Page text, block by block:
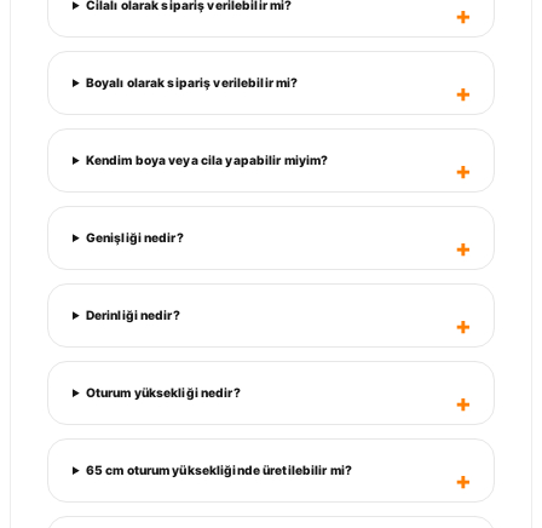
Cilalı olarak sipariş verilebilir mi?
Boyalı olarak sipariş verilebilir mi?
Kendim boya veya cila yapabilir miyim?
Genişliği nedir?
Derinliği nedir?
Oturum yüksekliği nedir?
65 cm oturum yüksekliğinde üretilebilir mi?